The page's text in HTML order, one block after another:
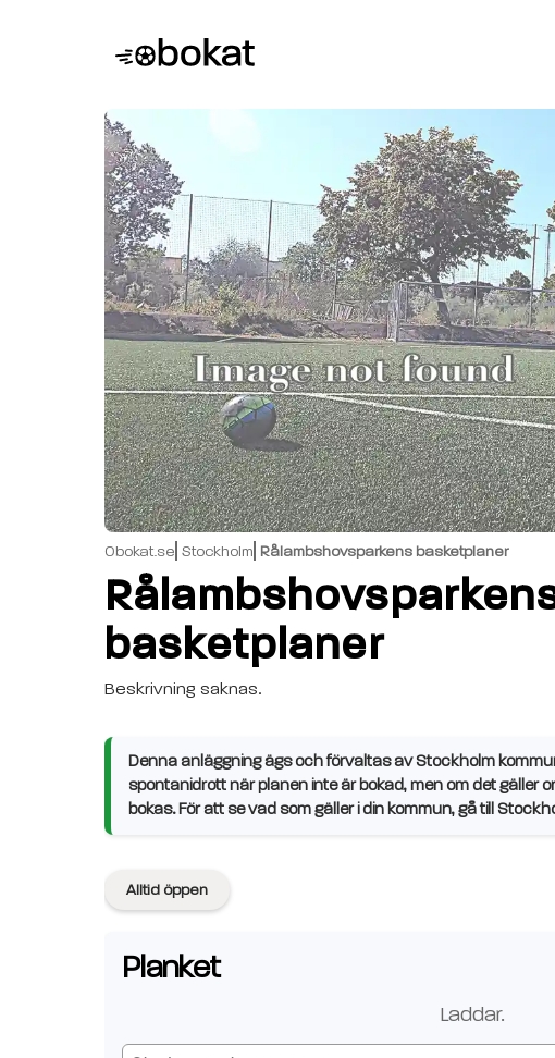
Obokat.se Stockholm Rålambshovsparkens basketplaner
basketplaner
Beskrivning saknas.
Denna anläggning ägs och förvaltas av Stockholm
spontanidrott när planen inte är bokad, men om det gäller
bokas. För att se vad som gäller i din kommun, gå till
Alltid öppen
Planket
Laddar..